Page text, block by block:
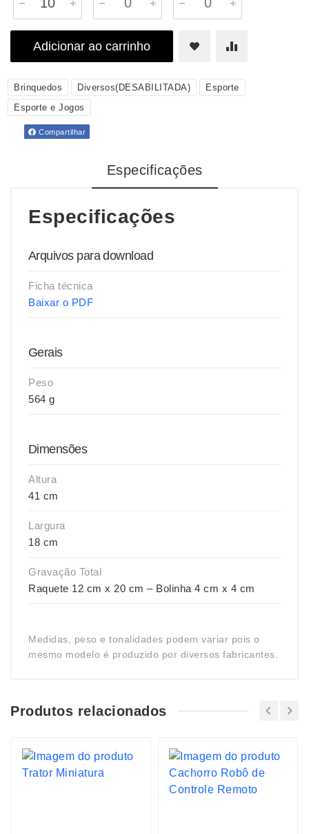
Adicionar ao carrinho
Brinquedos Diversos(DESABILITADA)
Esporte
Esporte e Jogos
Compartilhar
Especificações
Especificações
Arquivos para download
Ficha técnica
Baixar o PDF
Gerais
Peso
564 g
Dimensões
Altura
41 cm
Largura
18 cm
Gravação Total
Raquete 12 cm x 20 cm – Bolinha 4 cm x 4 cm
Medidas, peso e tonalidades podem variar pois o
mesmo modelo é produzido por diversos fabricantes.
Produtos relacionados